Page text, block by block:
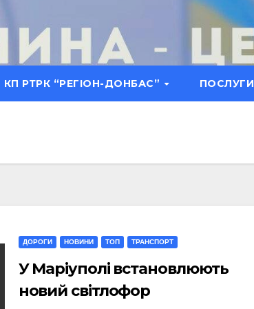
КП РТРК “РЕГІОН-ДОНБАС” ПОСЛУГИ
ДОРОГИ НОВИНИ ТОП ТРАНСПОРТ
У Маріуполі встановлюють
новий світлофор